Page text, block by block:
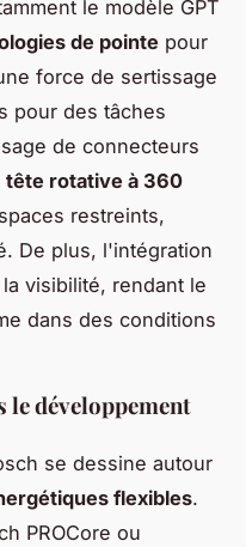
le modèle GPT
de pointe pour
force de sertissage
pour des tâches
de connecteurs
tête rotative à 360
restreints,
De plus, l'intégration
visibilité, rendant le
dans des conditions
le développement
se dessine autour
flexibles.
PROCore ou